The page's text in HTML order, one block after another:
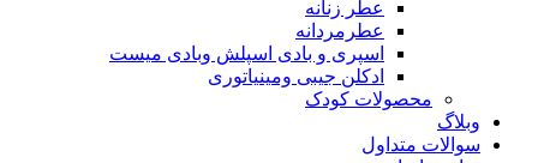
عطر زنانه
عطرمردانه
اسپری و بادی اسپلش وبادی میست
ادکلن جیبی ومینیاتوری
محصولات کودک
وبلاگ
سوالات متداول